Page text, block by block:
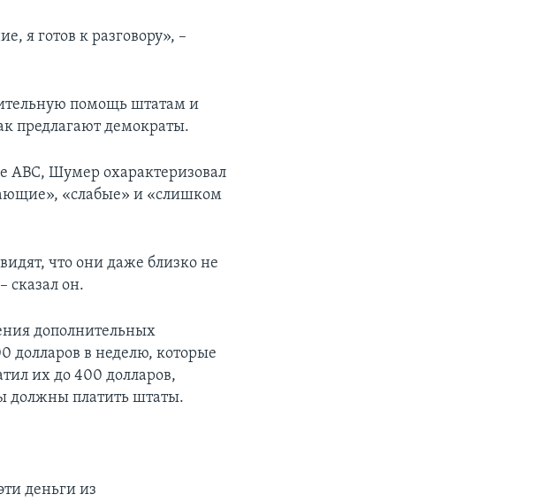
я готов к разговору», –
помощь штатам и
предлагают демократы.
АВС, Шумер охарактеризовал
«слабые» и «слишком
что они даже близко не
сказал он.
дополнительных
долларов в неделю, которые
их до 400 долларов,
должны платить штаты.
деньги из